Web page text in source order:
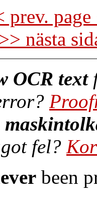
prev.
>> nästa
OCR text
fel?
been